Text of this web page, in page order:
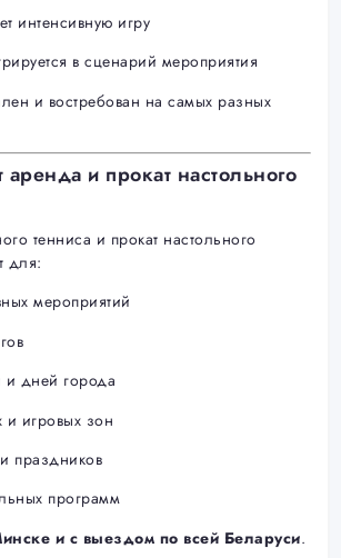
интенсивную игру
в сценарий мероприятия
и востребован на самых разных
аренда и прокат настольного
тенниса и прокат настольного
для:
мероприятий
и дней города
и игровых зон
праздников
программ
и с выездом по всей Беларуси.